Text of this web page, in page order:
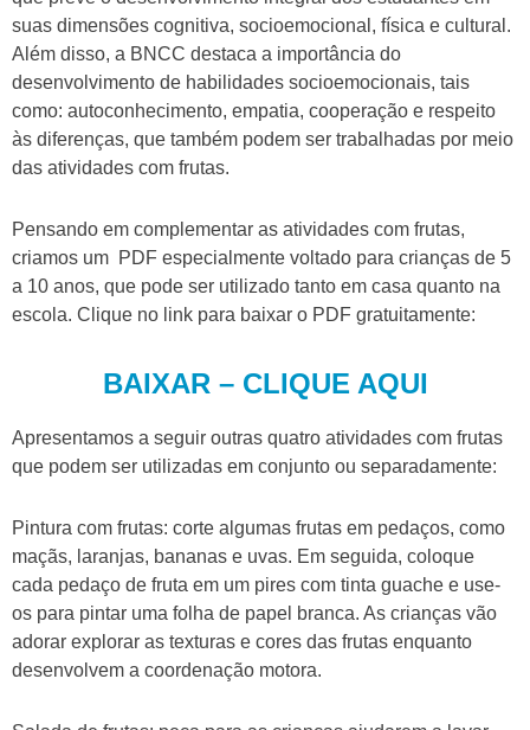
suas dimensões cognitiva, socioemocional, física e cultural.
Além disso, a BNCC destaca a importância do
desenvolvimento de habilidades socioemocionais, tais
como: autoconhecimento, empatia, cooperação e respeito
às diferenças, que também podem ser trabalhadas por meio
das atividades com frutas.
Pensando em complementar as atividades com frutas,
criamos um PDF especialmente voltado para crianças de 5
a 10 anos, que pode ser utilizado tanto em casa quanto na
escola. Clique no link para baixar o PDF gratuitamente:
BAIXAR – CLIQUE AQUI
Apresentamos a seguir outras quatro atividades com frutas
que podem ser utilizadas em conjunto ou separadamente:
Pintura com frutas: corte algumas frutas em pedaços, como
maçãs, laranjas, bananas e uvas. Em seguida, coloque
cada pedaço de fruta em um pires com tinta guache e use-
os para pintar uma folha de papel branca. As crianças vão
adorar explorar as texturas e cores das frutas enquanto
desenvolvem a coordenação motora.